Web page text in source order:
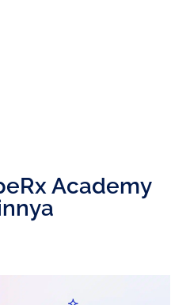
Academy